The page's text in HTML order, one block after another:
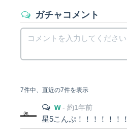
ガチャコメント
7件中、直近の7件を表示
w- 約1年前
星5こんぷ！！！！！！